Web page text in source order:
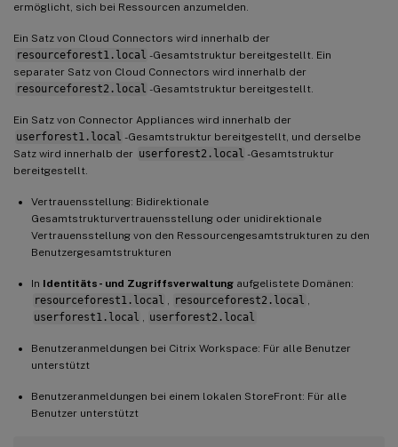
ermöglicht, sich bei Ressourcen anzumelden.
Ein Satz von Cloud Connectors wird innerhalb der
resourceforest1.local -Gesamtstruktur bereitgestellt. Ein
separater Satz von Cloud Connectors wird innerhalb der
resourceforest2.local -Gesamtstruktur bereitgestellt.
Ein Satz von Connector Appliances wird innerhalb der
userforest1.local -Gesamtstruktur bereitgestellt, und derselbe
Satz wird innerhalb der userforest2.local -Gesamtstruktur
bereitgestellt.
Vertrauensstellung: Bidirektionale
Gesamtstrukturvertrauensstellung oder unidirektionale
Vertrauensstellung von den Ressourcengesamtstrukturen zu den
Benutzergesamtstrukturen
In Identitäts- und Zugriffsverwaltung aufgelistete Domänen:
resourceforest1.local , resourceforest2.local ,
userforest1.local , userforest2.local
Benutzeranmeldungen bei Citrix Workspace: Für alle Benutzer
unterstützt
Benutzeranmeldungen bei einem lokalen StoreFront: Für alle
Benutzer unterstützt